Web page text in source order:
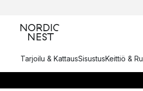
Tarjoilu & KattausSisustusKeittiö &